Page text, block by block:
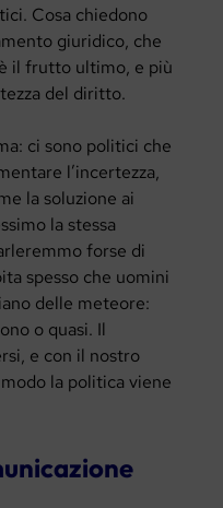
Cosa chiedono
giuridico, che
il frutto ultimo, e più
del diritto.
ci sono politici che
l’incertezza,
la soluzione ai
la stessa
forse di
spesso che uomini
delle meteore:
o quasi. Il
e con il nostro
la politica viene